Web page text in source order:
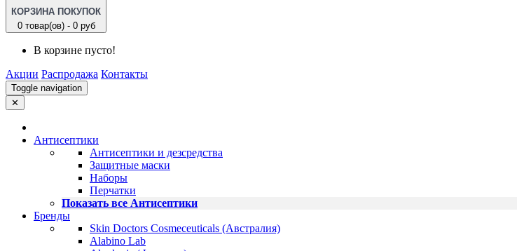
КОРЗИНА ПОКУПОК
0 товар(ов) - 0 руб
В корзине пусто!
Акции Распродажа Контакты
Toggle navigation
✕
Антисептики
Антисептики и дезсредства
Защитные маски
Наборы
Перчатки
Показать все Антисептики
Бренды
Skin Doctors Cosmeceuticals (Австралия)
Alabino Lab